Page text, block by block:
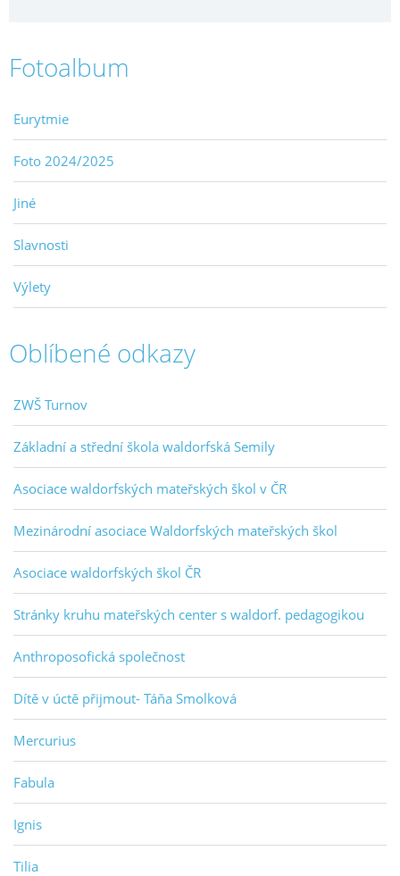
Fotoalbum
Eurytmie
Foto 2024/2025
Jiné
Slavnosti
Výlety
Oblíbené odkazy
ZWŠ Turnov
Základní a střední škola waldorfská Semily
Asociace waldorfských mateřských škol v ČR
Mezinárodní asociace Waldorfských mateřských škol
Asociace waldorfských škol ČR
Stránky kruhu mateřských center s waldorf. pedagogikou
Anthroposofická společnost
Dítě v úctě přijmout- Táňa Smolková
Mercurius
Fabula
Ignis
Tilia